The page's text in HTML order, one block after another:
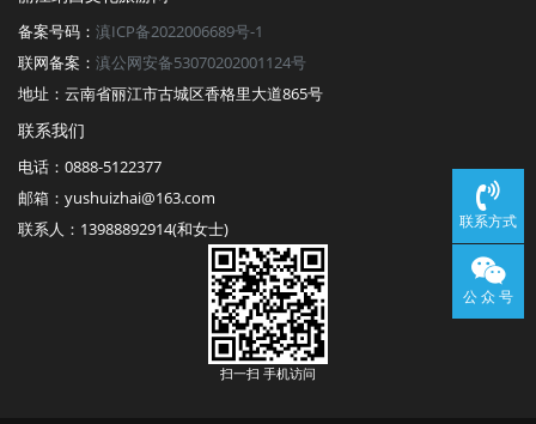
备案号码： 滇ICP备2022006689号-1
联网备案： 滇公网安备53070202001124号
地址：云南省丽江市古城区香格里大道865号
联系我们
电话：0888-5122377
邮箱：yushuizhai@163.com
联系人：13988892914(和女士)
扫一扫 手机访问
联系方式
公 众 号